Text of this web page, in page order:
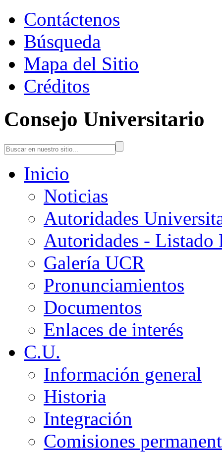
Contáctenos
Búsqueda
Mapa del Sitio
Créditos
Consejo Universitario
Inicio
Noticias
Autoridades
Autoridades - Listado
Galería UCR
Pronunciamientos
Documentos
Enlaces de interés
C.U.
Información general
Historia
Integración
Comisiones